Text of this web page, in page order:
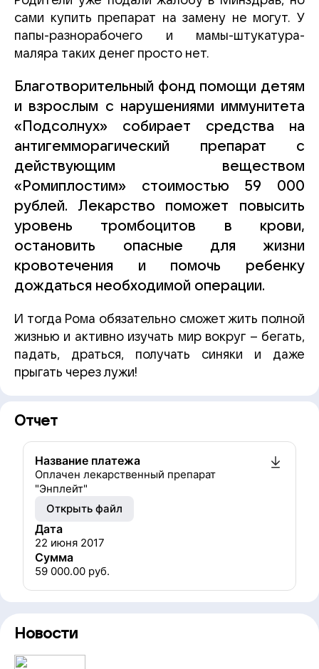
сами купить препарат на замену не могут. У
папы-разнорабочего и мамы-штукатура-
маляра таких денег просто нет.
Благотворительный фонд помощи детям
и взрослым с нарушениями иммунитета
«Подсолнух» собирает средства на
антигемморагический препарат с
действующим веществом
«Ромиплостим» стоимостью 59 000
рублей. Лекарство поможет повысить
уровень тромбоцитов в крови,
остановить опасные для жизни
кровотечения и помочь ребенку
дождаться необходимой операции.
И тогда Рома обязательно сможет жить полной
жизнью и активно изучать мир вокруг – бегать,
падать, драться, получать синяки и даже
прыгать через лужи!
Отчет
Название платежа
Оплачен лекарственный препарат
"Энплейт"
Открыть файл
Дата
22 июня 2017
Сумма
59 000.00 руб.
Новости